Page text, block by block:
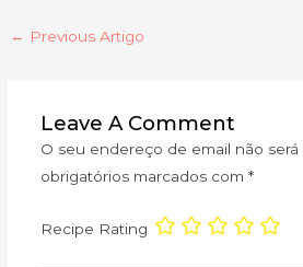
← Previous Artigo
Leave A Comment
O seu endereço de email não será
obrigatórios marcados com *
Recipe Rating